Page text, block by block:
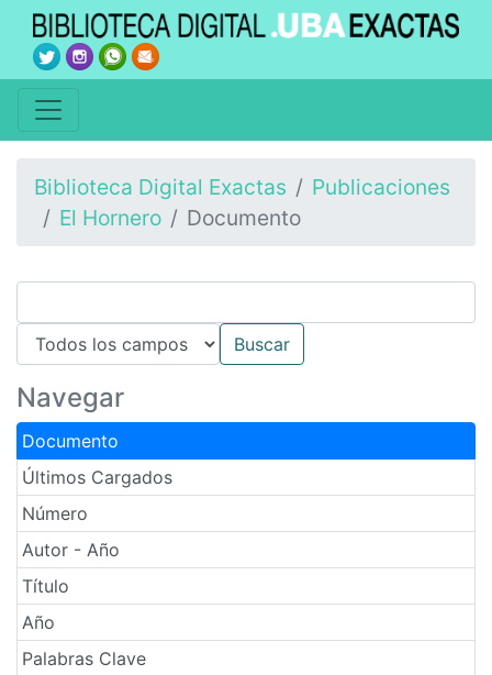
Biblioteca Digital Exactas
Publicaciones
El Hornero
Documento
Navegar
Documento
Últimos Cargados
Número
Autor - Año
Título
Año
Palabras Clave